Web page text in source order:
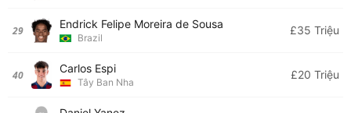
29 Endrick Felipe Moreira de Sousa
Brazil
£35 Triệu
40 Carlos Espi
Tây Ban Nha
£20 Triệu